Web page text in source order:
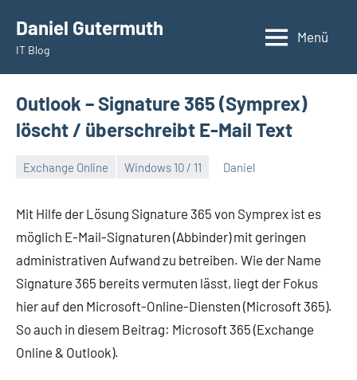
Inhalt
springen
Daniel Gutermuth
IT Blog
Menü
Outlook – Signature 365 (Symprex)
löscht / überschreibt E-Mail Text
Exchange Online Windows 10 / 11
2022
Daniel
Mit Hilfe der Lösung Signature 365 von Symprex ist es
möglich E-Mail-Signaturen (Abbinder) mit geringen
administrativen Aufwand zu betreiben. Wie der Name
Signature 365 bereits vermuten lässt, liegt der Fokus
hier auf den Microsoft-Online-Diensten (Microsoft 365).
So auch in diesem Beitrag: Microsoft 365 (Exchange
Online & Outlook).